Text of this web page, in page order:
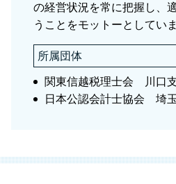
の経営状況を常に把握し、
うことをモットーとしていま
所属団体
関東信越税理士会 川口
日本公認会計士協会 埼